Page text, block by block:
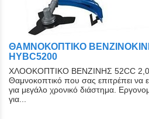
ΘΑΜΝΟΚΟΠΤΙΚΟ
HYBC5200
ΧΛΟΟΚΟΠΤΙΚΟ ΒΕΝΖΙΝΗΣ 52CC
Θαμνοκοπτικό που σας επιτρέπει να
για μεγάλο χρονικό διάστημα.
για...